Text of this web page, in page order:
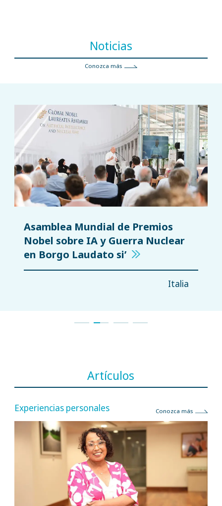
Noticias
Conozca más
Asamblea Mundial de Premios
Nobel sobre IA y Guerra Nuclear
en Borgo Laudato si’
Italia
Artículos
Experiencias personales Conozca más